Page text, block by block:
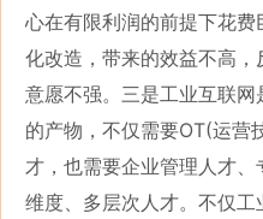
心在有限利润的前提下花
化改造，带来的效益不高
意愿不强。三是工业互联
的产物，不仅需要OT(运营
才，也需要企业管理人才
维度、多层次人才。不仅